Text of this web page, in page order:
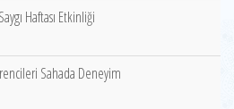
Haftası Etkinliği
Sahada Deneyim